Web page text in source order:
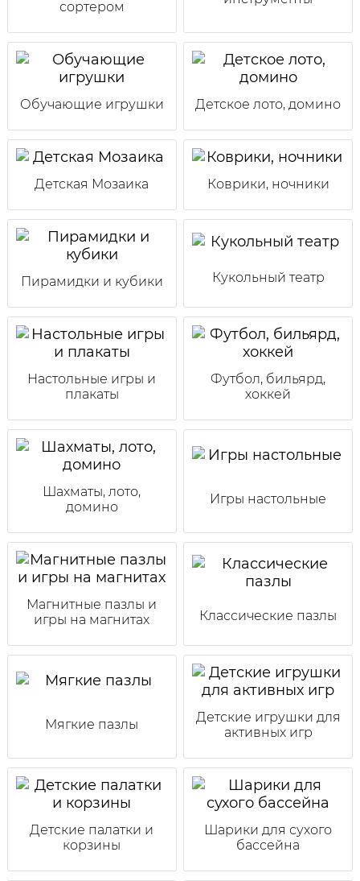
сортером
Обучающие игрушки Детское лото, домино
Детская Мозаика Коврики, ночники
Пирамидки и кубики Кукольный театр
Настольные игры и
плакаты
Футбол, бильярд,
хоккей
Шахматы, лото,
домино
Игры настольные
Магнитные пазлы и
игры на магнитах
Классические пазлы
Мягкие пазлы
Детские игрушки для
активных игр
Детские палатки и
корзины
Шарики для сухого
бассейна